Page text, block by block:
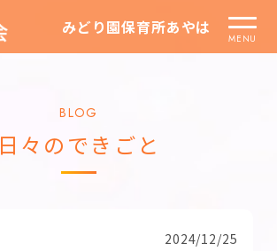
みどり園保育所あやは
BLOG
日々のできごと
2024/12/25